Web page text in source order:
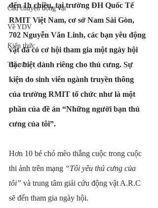
Câu chuyện động vật
Về YDV
Kiến thức
Tin tức
đến 1h chiều, tại trường ĐH Quốc Tế
RMIT Việt Nam, cơ sở Nam Sài Gòn,
702 Nguyễn Văn Linh, các bạn yêu động
vật đã có cơ hội tham gia một ngày hội
đặc biệt dành riêng cho thú cưng. Sự
kiện do sinh viên ngành truyền thông
của trường RMIT tổ chức như là một
phần của đề án “Những người bạn thú
cưng của tôi”.
Hơn 10 bé chó mèo thắng cuộc trong cuộc
thi ảnh trên mạng “Tôi yêu thú cưng của
tôi” và trung tâm giải cứu động vật A.R.C
sẽ đến tham gia ngày hội.